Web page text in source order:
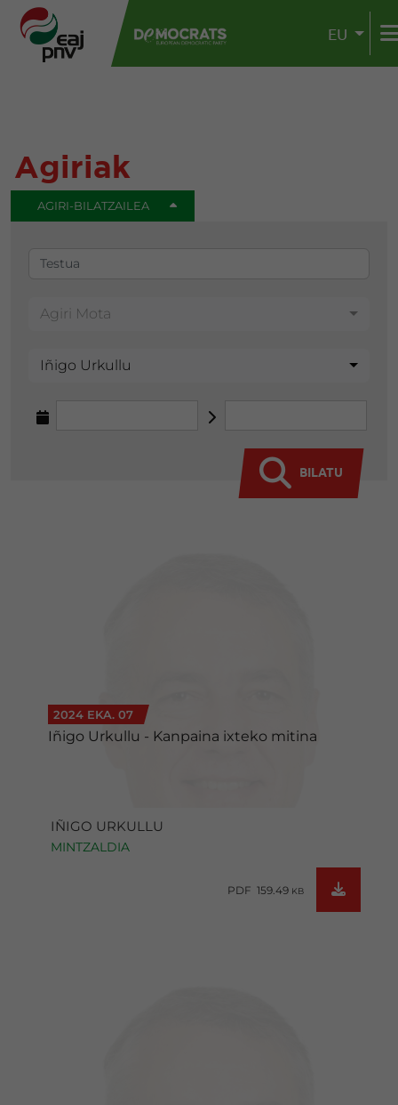
EU
Agiriak
AGIRI-BILATZAILEA
Agiri Mota
Iñigo Urkullu
BILATU
2024 EKA. 07
Iñigo Urkullu - Kanpaina ixteko mitina
IÑIGO URKULLU
MINTZALDIA
PDF 159.49 KB